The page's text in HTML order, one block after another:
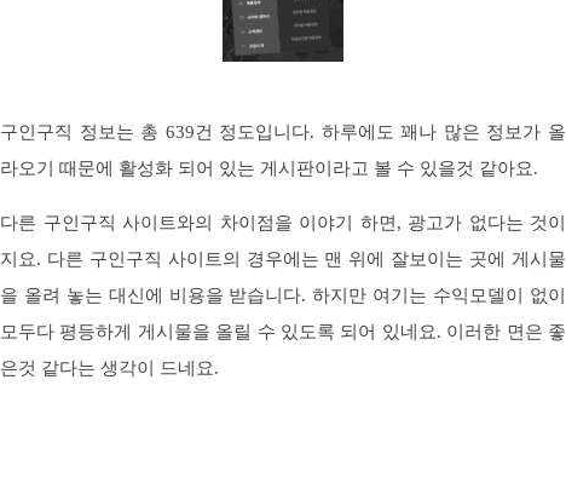
구인구직 정보는 총 639건 정도입니다. 하루에도 꽤나 많은 정보가 올
라오기 때문에 활성화 되어 있는 게시판이라고 볼 수 있을것 같아요.
다른 구인구직 사이트와의 차이점을 이야기 하면, 광고가 없다는 것이
지요. 다른 구인구직 사이트의 경우에는 맨 위에 잘보이는 곳에 게시물
을 올려 놓는 대신에 비용을 받습니다. 하지만 여기는 수익모델이 없이
모두다 평등하게 게시물을 올릴 수 있도록 되어 있네요. 이러한 면은 좋
은것 같다는 생각이 드네요.